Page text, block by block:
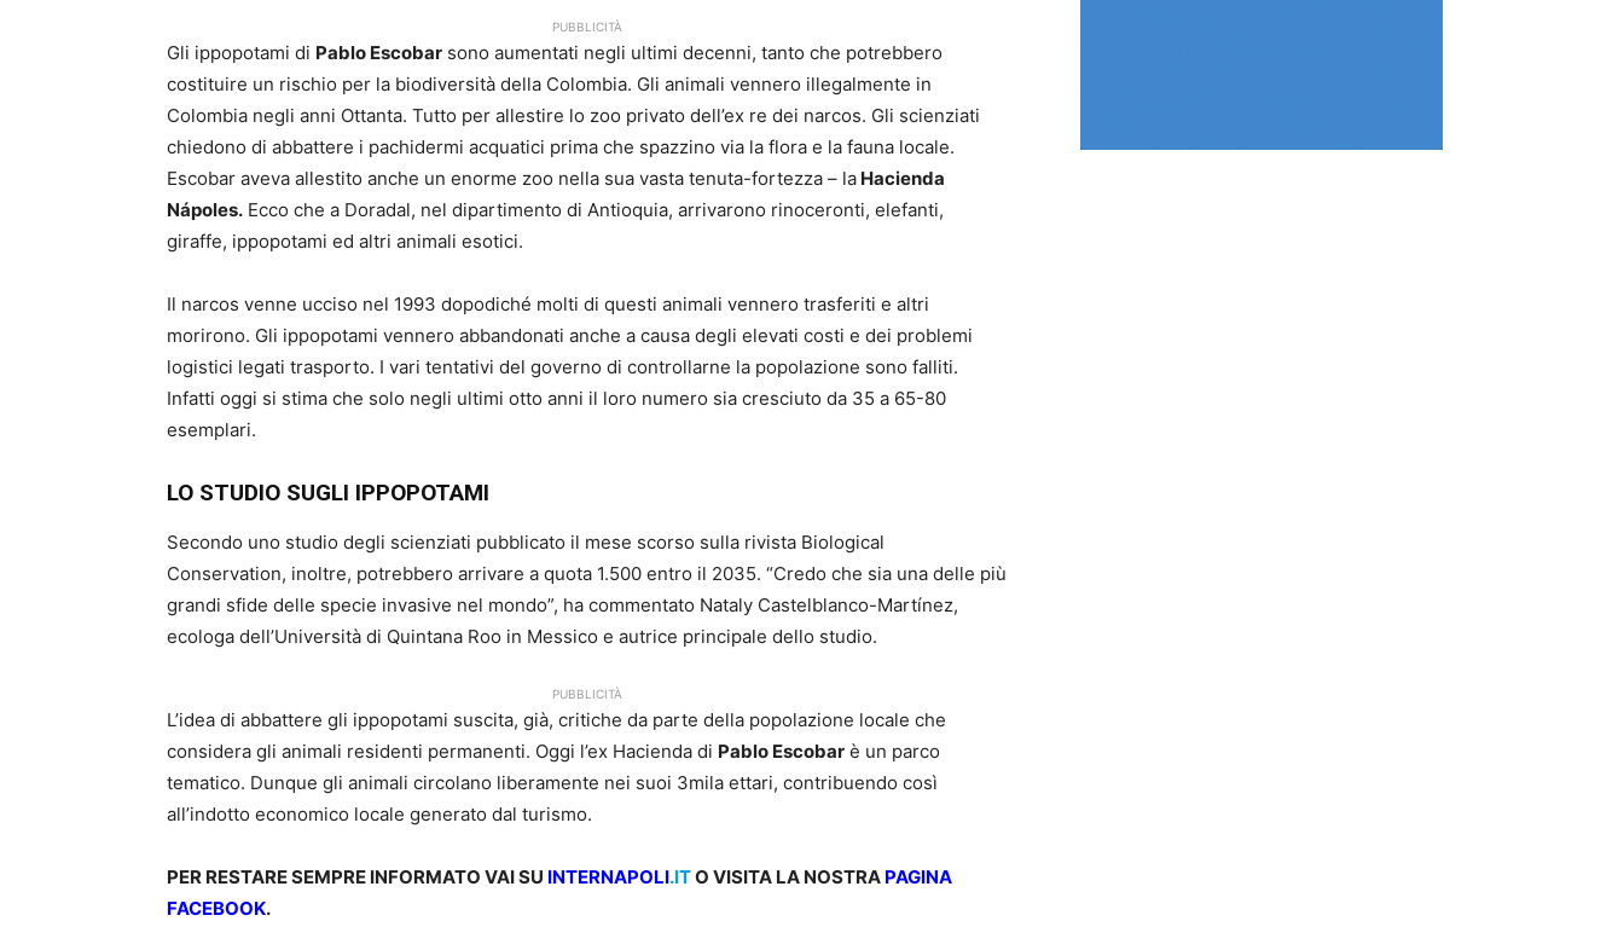
PUBBLICITÀ
Gli ippopotami di Pablo Escobar sono aumentati negli ultimi decenni, tanto che potrebbero
costituire un rischio per la biodiversità della Colombia. Gli animali vennero illegalmente in
Colombia negli anni Ottanta. Tutto per allestire lo zoo privato dell’ex re dei narcos. Gli scienziati
chiedono di abbattere i pachidermi acquatici prima che spazzino via la flora e la fauna locale.
Escobar aveva allestito anche un enorme zoo nella sua vasta tenuta-fortezza – la Hacienda
Nápoles. Ecco che a Doradal, nel dipartimento di Antioquia, arrivarono rinoceronti, elefanti,
giraffe, ippopotami ed altri animali esotici.
Il narcos venne ucciso nel 1993 dopodiché molti di questi animali vennero trasferiti e altri
morirono. Gli ippopotami vennero abbandonati anche a causa degli elevati costi e dei problemi
logistici legati trasporto. I vari tentativi del governo di controllarne la popolazione sono falliti.
Infatti oggi si stima che solo negli ultimi otto anni il loro numero sia cresciuto da 35 a 65-80
esemplari.
LO STUDIO SUGLI IPPOPOTAMI
Secondo uno studio degli scienziati pubblicato il mese scorso sulla rivista Biological
Conservation, inoltre, potrebbero arrivare a quota 1.500 entro il 2035. “Credo che sia una delle più
grandi sfide delle specie invasive nel mondo”, ha commentato Nataly Castelblanco-Martínez,
ecologa dell’Università di Quintana Roo in Messico e autrice principale dello studio.
PUBBLICITÀ
L’idea di abbattere gli ippopotami suscita, già, critiche da parte della popolazione locale che
considera gli animali residenti permanenti. Oggi l’ex Hacienda di Pablo Escobar è un parco
tematico. Dunque gli animali circolano liberamente nei suoi 3mila ettari, contribuendo così
all’indotto economico locale generato dal turismo.
PER RESTARE SEMPRE INFORMATO VAI SU INTERNAPOLI.ITO VISITA LA NOSTRA PAGINA
FACEBOOK.